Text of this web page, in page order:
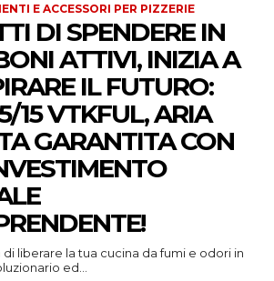
E ACCESSORI PER PIZZERIE
DI SPENDERE IN
ATTIVI, INIZIA A
IL FUTURO:
15 VTKFUL, ARIA
GARANTITA CON
di liberare la tua cucina da fumi e odori in
ed...